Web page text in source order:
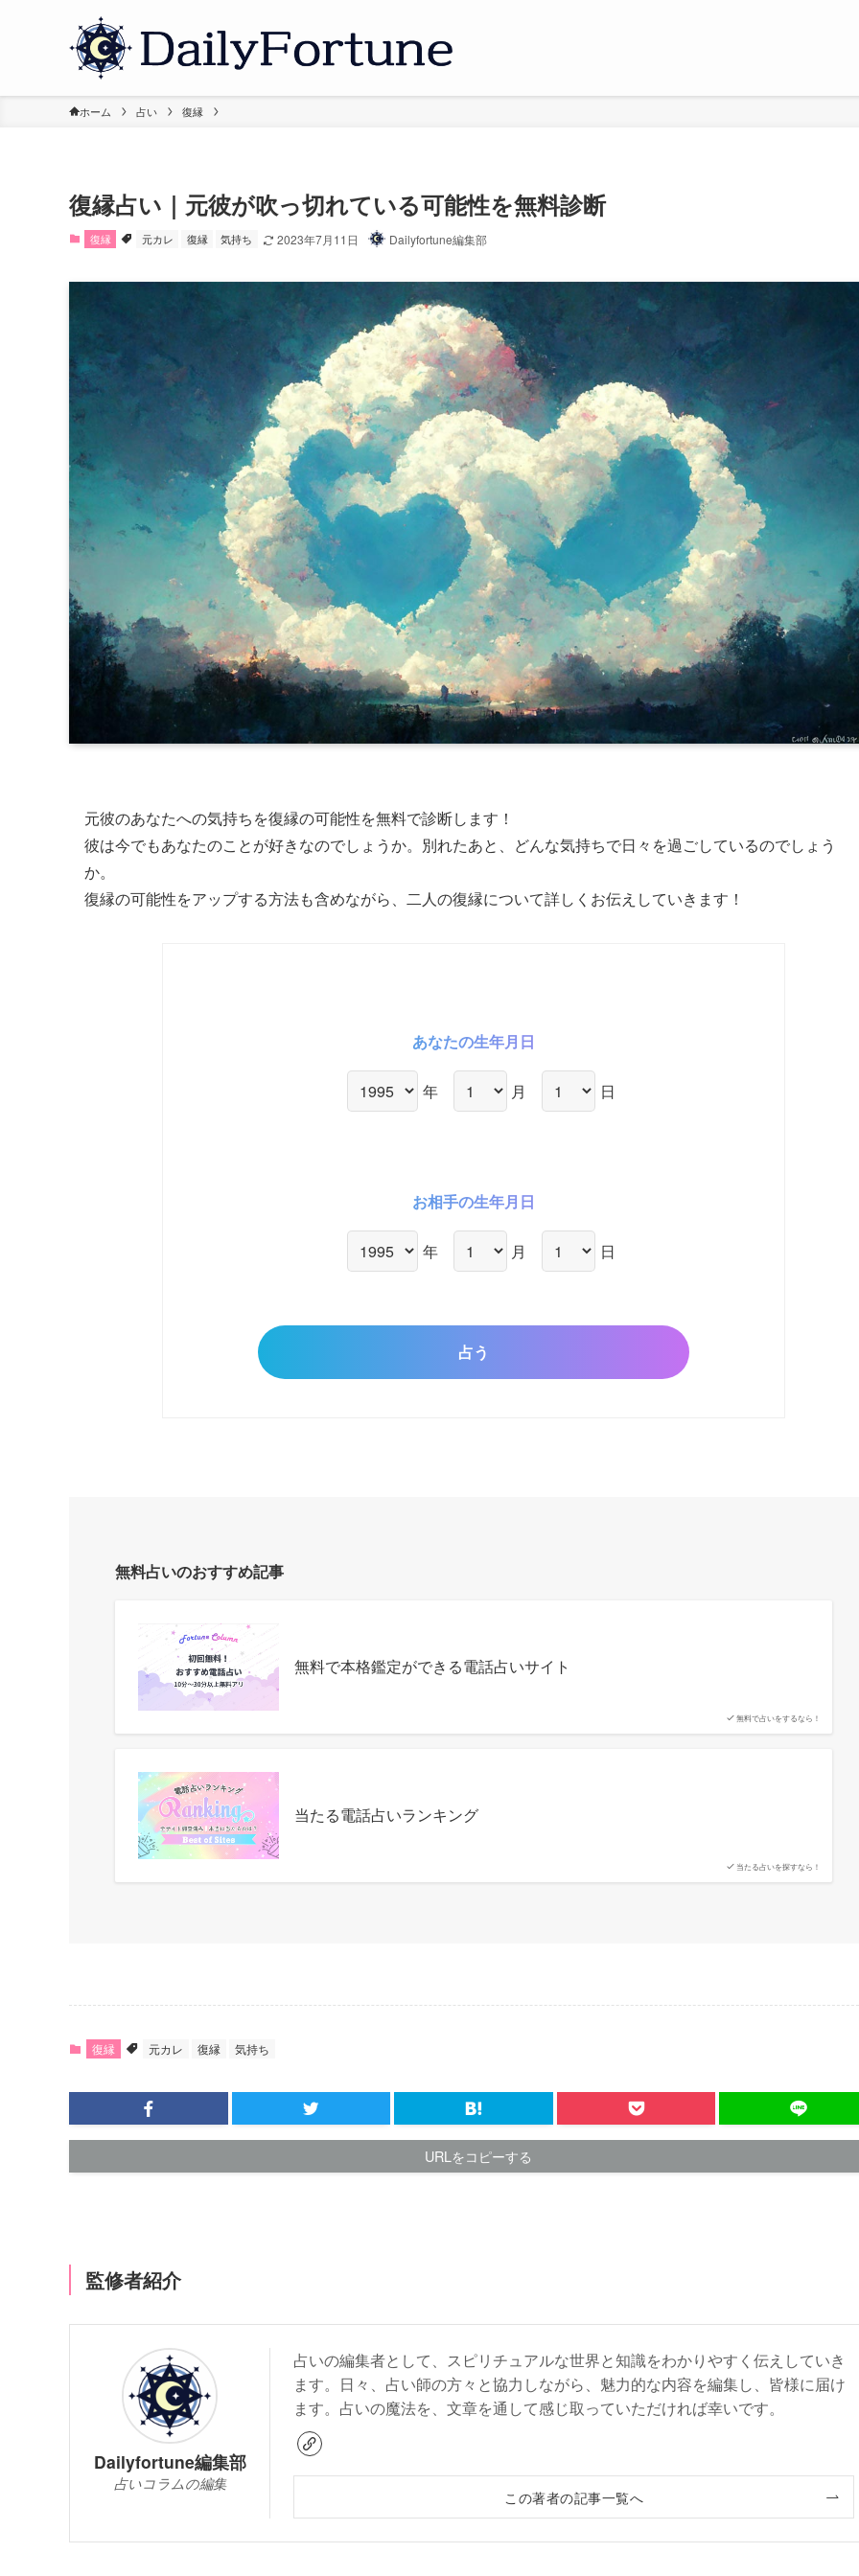
ホーム 占い 復縁
復縁占い｜元彼が吹っ切れている可能性を無料診断
復縁 元カレ 復縁 気持ち 2023年7月11日 Dailyfortune編集部
元彼のあなたへの気持ちを復縁の可能性を無料で診断します！
彼は今でもあなたのことが好きなのでしょうか。別れたあと、どんな気持ちで日々を過ごしているのでしょう
か。
復縁の可能性をアップする方法も含めながら、二人の復縁について詳しくお伝えしていきます！
あなたの生年月日
年 月 日
お相手の生年月日
年 月 日
無料占いのおすすめ記事
無料で占いをするなら！
無料で本格鑑定ができる電話占いサイト
当たる占いを探すなら！
当たる電話占いランキング
復縁 元カレ 復縁 気持ち
URLをコピーする
監修者紹介
Dailyfortune編集部
占いコラムの編集
占いの編集者として、スピリチュアルな世界と知識をわかりやすく伝えしていき
ます。日々、占い師の方々と協力しながら、魅力的な内容を編集し、皆様に届け
ます。占いの魔法を、文章を通して感じ取っていただければ幸いです。
この著者の記事一覧へ